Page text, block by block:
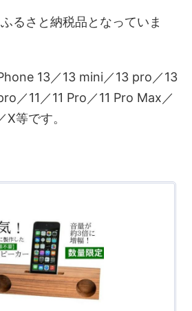
るさと納税品となっていま
13／13 mini／13 pro／13
／11／11 Pro／11 Pro Max／
等です。